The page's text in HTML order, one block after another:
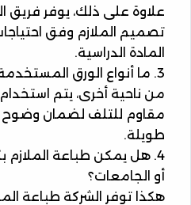
علاوة على ذلك، يوفر
تصميم الملازم وفق
المادة الدراسية.
3. ما أنواع الورق المستخدمة في الطباعة؟
من ناحية أخرى، يتم
مقاوم للتلف لضمان وضوح
طويلة.
4. هل يمكن طباعة الملازم
أو الجامعات؟
هكذا توفر الشركة طباعة